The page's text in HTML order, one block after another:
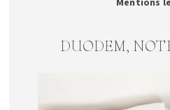
DUODEM,